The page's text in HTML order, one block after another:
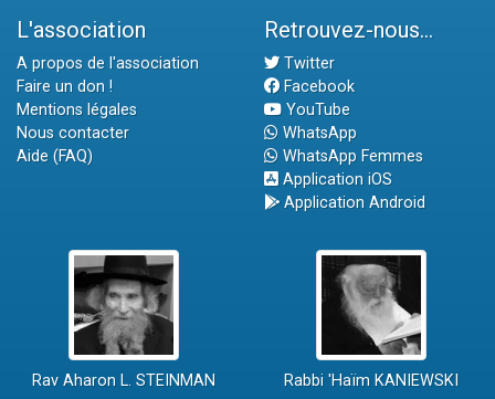
L'association
A propos de l'association
Faire un don !
Mentions légales
Nous contacter
Aide (FAQ)
Retrouvez-nous...
Twitter
Facebook
YouTube
WhatsApp
WhatsApp Femmes
Application iOS
Application Android
Rav Aharon L. STEINMAN Rabbi 'Haïm KANIEWSKI